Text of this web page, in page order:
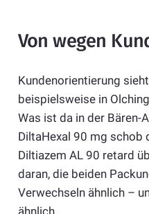
Von wegen
Kundenorientierung
beispielsweise in
Was ist da in der Bären-
DiltaHexal 90 mg schob
Diltiazem AL 90 retard
daran, die beiden
Verwechseln ähnlich –
ähnlich.